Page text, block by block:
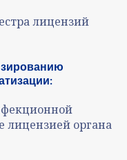
лицензий
лицензией органа